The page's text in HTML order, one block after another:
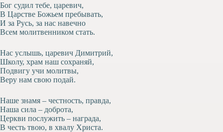
Бог судил тебе, царевич,
В Царстве Божьем пребывать,
И за Русь, за нас навечно
Всем молитвенником стать.
Нас услышь, царевич Димитрий,
Школу, храм наш сохраняй,
Подвигу учи молитвы,
Веру нам свою подай.
Наше знамя – честность, правда,
Наша сила – доброта,
Церкви послужить – награда,
В честь твою, в хвалу Христа.